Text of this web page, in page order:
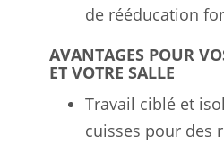
de rééducation
AVANTAGES POUR
ET VOTRE SALLE
Travail ciblé et
cuisses pour des